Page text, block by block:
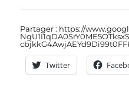
Partager : https://
Twitter